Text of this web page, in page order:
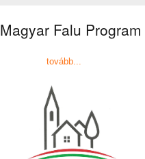
Magyar Falu Program
tovább...